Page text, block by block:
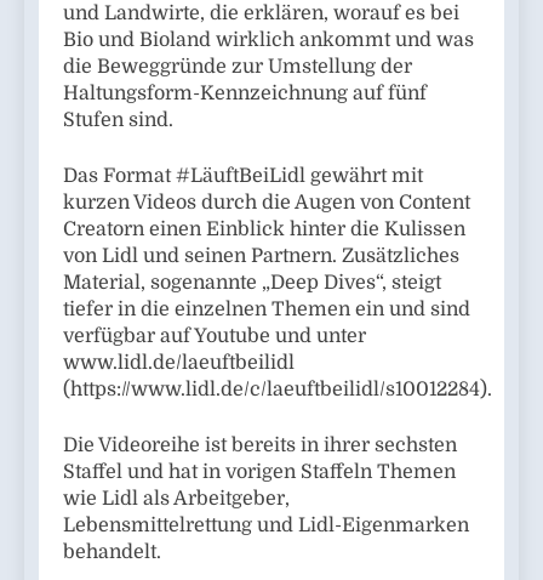
und Landwirte, die erklären, worauf es bei
Bio und Bioland wirklich ankommt und was
die Beweggründe zur Umstellung der
Haltungsform-Kennzeichnung auf fünf
Stufen sind.
Das Format #LäuftBeiLidl gewährt mit
kurzen Videos durch die Augen von Content
Creatorn einen Einblick hinter die Kulissen
von Lidl und seinen Partnern. Zusätzliches
Material, sogenannte „Deep Dives“, steigt
tiefer in die einzelnen Themen ein und sind
verfügbar auf Youtube und unter
www.lidl.de/laeuftbeilidl
(https://www.lidl.de/c/laeuftbeilidl/s10012284).
Die Videoreihe ist bereits in ihrer sechsten
Staffel und hat in vorigen Staffeln Themen
wie Lidl als Arbeitgeber,
Lebensmittelrettung und Lidl-Eigenmarken
behandelt.